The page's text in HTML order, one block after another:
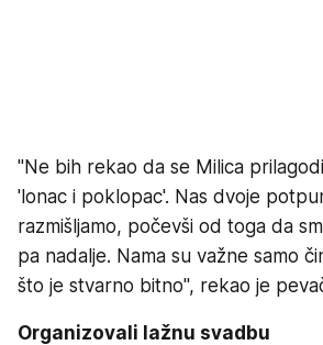
"Ne bih rekao da se Milica
'lonac i poklopac'. Nas dvoje
razmišljamo, počevši od toga da
pa nadalje. Nama su važne samo
što je stvarno bitno", rekao je
Organizovali lažnu svadbu